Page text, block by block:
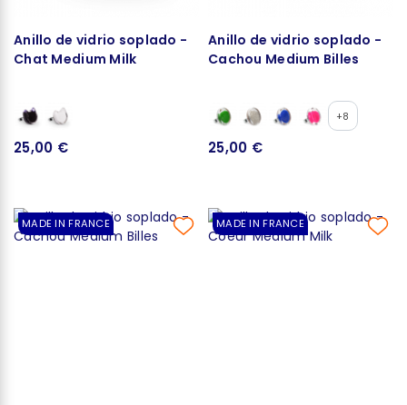
Anillo de vidrio soplado -
Chat Medium Milk
25,00 €
Anillo de vidrio soplado -
Cachou Medium Billes
+8
25,00 €
MADE IN FRANCE MADE IN FRANCE